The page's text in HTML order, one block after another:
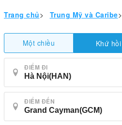
Trang chủ> Trung Mỹ và Caribe>
Một chiều Khứ hồi
ĐIỂM ĐI
ĐIỂM ĐẾN